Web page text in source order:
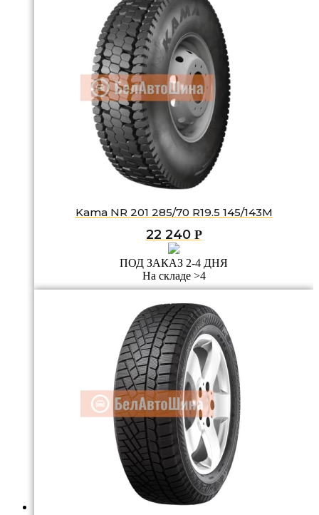
Kama NR 201 285/70 R19.5 145/143M
22 240 Р
ПОД ЗАКАЗ 2-4 ДНЯ
На складе >4